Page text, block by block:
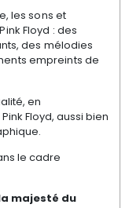
les sons et
Floyd : des
des mélodies
empreints de
en
Floyd, aussi bien
le cadre
majesté du